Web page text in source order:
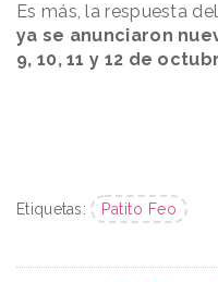
Es más, la respuesta
ya se anunciaron
9, 10, 11 y 12 de
Etiquetas: Patito Feo